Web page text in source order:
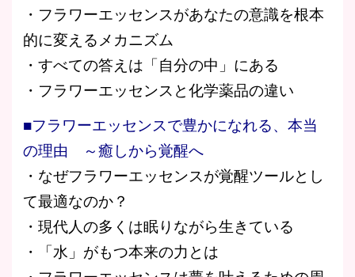
・フラワーエッセンスがあなたの意識を根本
的に変えるメカニズム
・すべての答えは「自分の中」にある
・フラワーエッセンスと化学薬品の違い
■フラワーエッセンスで豊かになれる、本当
の理由 ～癒しから覚醒へ
・なぜフラワーエッセンスが覚醒ツールとし
て最適なのか？
・現代人の多くは眠りながら生きている
・「水」がもつ本来の力とは